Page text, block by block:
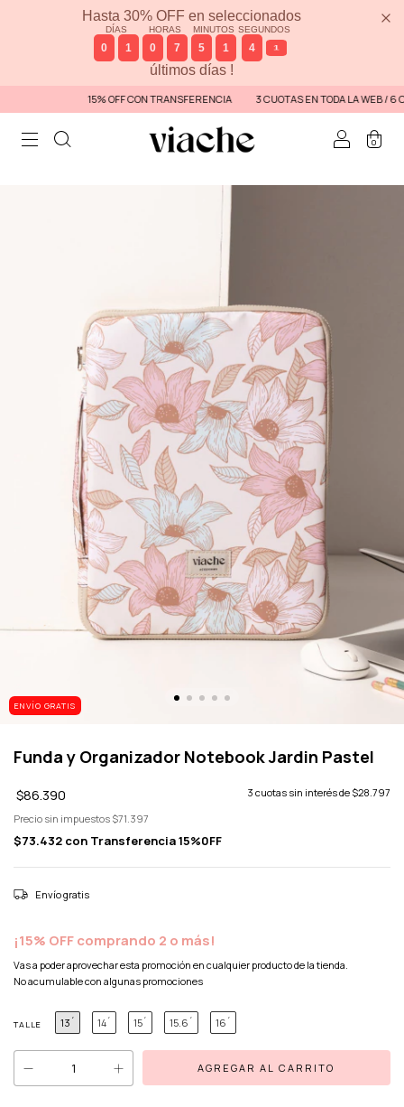
Hasta 30% OFF en seleccionados
DÍAS
0 1
HORAS
0 7
MINUTOS
5 1
SEGUNDOS
4 1
últimos días !
15% OFF CON TRANSFERENCIA 3 CUOTAS EN TODA LA WEB / 6
0
ENVÍO GRATIS
Funda y Organizador Notebook Jardin Pastel
$86.390 3 cuotas sin interés de $28.797
Precio sin impuestos $71.397
$73.432 con Transferencia 15%0FF
Envío gratis
¡15% OFF comprando 2 o más!
Vas a poder aprovechar esta promoción en cualquier producto de la tienda.
No acumulable con algunas promociones
TALLE 13´ 14´ 15´ 15.6´ 16´